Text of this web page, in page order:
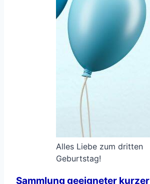
Alles Liebe zum dritten
Geburtstag!
Sammlung geeigneter kurzer